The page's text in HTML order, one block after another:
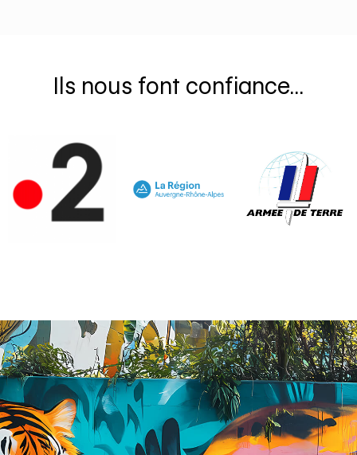
Ils nous font confiance...